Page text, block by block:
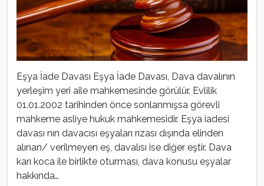
Eşya İade Davası Eşya İade Davası, Dava davalının
yerleşim yeri aile mahkemesinde görülür. Evlilik
01.01.2002 tarihinden önce sonlanmışsa görevli
mahkeme asliye hukuk mahkemesidir. Eşya iadesi
davası nın davacısı eşyaları rızası dışında elinden
alınan/ verilmeyen eş, davalısı ise diğer eştir. Dava
karı koca ile birlikte oturması, dava konusu eşyalar
hakkında…